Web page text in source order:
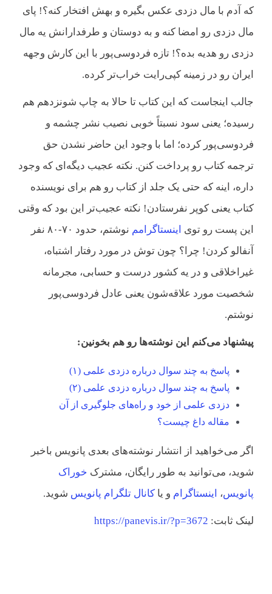
که آدم با مال دزدی عکس بگیره و بهش افتخار کنه؟! پای
مال دزدی رو امضا کنه و به دوستان و طرفدارانش یه مال
دزدی رو هدیه بده؟! تازه فردوسی‌پور با این کارش وجهه
ایران رو در زمینه کپی‌رایت خراب‌تر کرده.
جالب اینجاست که این کتاب تا حالا به چاپ شونزدهم هم
رسیده؛ یعنی سود نسبتاً خوبی نصیب نشر چشمه و
فردوسی‌پور کرده؛ اما با وجود این حاضر نشدن حق
ترجمه کتاب رو پرداخت کنن. نکته عجیب دیگه‌ای که وجود
داره، اینه که حتی یک جلد از کتاب رو هم برای نویسنده
کتاب یعنی کوپر نفرستادن! نکته عجیب‌تر این بود که وقتی
این پست رو توی اینستاگرامم
نوشتم، حدود ۷۰-۸۰ نفر
آنفالو کردن! چرا؟ چون توش در مورد رفتار اشتباه،
غیراخلاقی و در یه کشور درست و حسابی، مجرمانه
شخصیت مورد علاقه‌شون یعنی عادل فردوسی‌پور
نوشتم.
پیشنهاد می‌کنم این نوشته‌ها رو هم بخونین:
پاسخ به چند سوال درباره دزدی علمی (۱)
پاسخ به چند سوال درباره دزدی علمی (۲)
دزدی علمی از خود و راه‌های جلوگیری از آن
مقاله داغ چیست؟
اگر می‌خواهید از انتشار نوشته‌های بعدی پانویس باخبر
شوید، می‌توانید به طور رایگان، مشترک خوراک
پانویس، اینستاگرام و یا کانال تلگرام پانویس شوید.
لینک ثابت: https://panevis.ir/?p=3672